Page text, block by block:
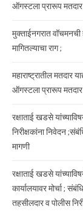
ऑगस्टला प्रारूप मतदार
मुक्ताईनगरात वॉचमनची
मागितल्याचा राग ;
महाराष्ट्रातील मतदार
ऑगस्टला प्रारूप मतदार
रक्षाताई खडसे
निरीक्षकांना निवेदन
मागणी
रक्षाताई खडसे
कार्यालयावर मोर्चा ;
तहसीलदार व पोलीस